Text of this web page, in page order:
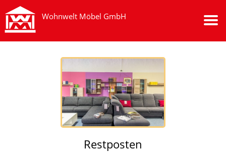
Wohnwelt Möbel GmbH
Restposten